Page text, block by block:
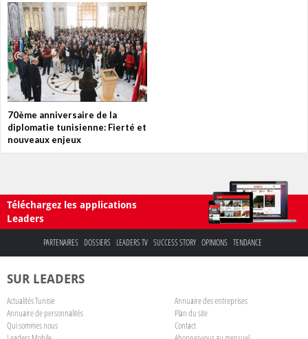
70ème anniversaire de la
diplomatie tunisienne: Fierté et
nouveaux enjeux
Téléchargez les applications
Leaders
PARTENAIRES DOSSIERS LEADERS TV SUCCESS STORY OPINIONS TENDANCE
SUR LEADERS
Actualités Tunisie
Annuaire des entreprises
Annuaire de personnalités
Plan du site
Qui sommes nous
Contact